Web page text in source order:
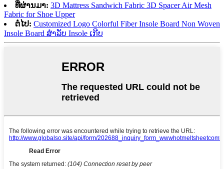
ທີ່ຜ່ານມາ: 3D Mattress Sandwich Fabric 3D Spacer Air Mesh
Fabric for Shoe Upper
ຕໍ່ໄປ: Customized Logo Colorful Fiber Insole Board Non Woven
Insole Board ສໍາລັບ Insole ເກີບ